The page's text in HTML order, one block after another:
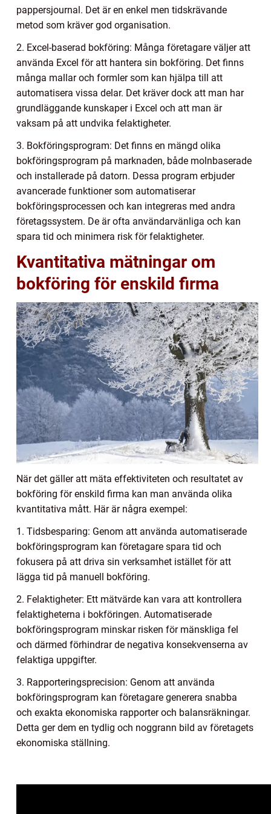
pappersjournal. Det är en enkel men tidskrävande
metod som kräver god organisation.
2. Excel-baserad bokföring: Många företagare väljer att
använda Excel för att hantera sin bokföring. Det finns
många mallar och formler som kan hjälpa till att
automatisera vissa delar. Det kräver dock att man har
grundläggande kunskaper i Excel och att man är
vaksam på att undvika felaktigheter.
3. Bokföringsprogram: Det finns en mängd olika
bokföringsprogram på marknaden, både molnbaserade
och installerade på datorn. Dessa program erbjuder
avancerade funktioner som automatiserar
bokföringsprocessen och kan integreras med andra
företagssystem. De är ofta användarvänliga och kan
spara tid och minimera risk för felaktigheter.
Kvantitativa mätningar om
bokföring för enskild firma
När det gäller att mäta effektiviteten och resultatet av
bokföring för enskild firma kan man använda olika
kvantitativa mått. Här är några exempel:
1. Tidsbesparing: Genom att använda automatiserade
bokföringsprogram kan företagare spara tid och
fokusera på att driva sin verksamhet istället för att
lägga tid på manuell bokföring.
2. Felaktigheter: Ett mätvärde kan vara att kontrollera
felaktigheterna i bokföringen. Automatiserade
bokföringsprogram minskar risken för mänskliga fel
och därmed förhindrar de negativa konsekvenserna av
felaktiga uppgifter.
3. Rapporteringsprecision: Genom att använda
bokföringsprogram kan företagare generera snabba
och exakta ekonomiska rapporter och balansräkningar.
Detta ger dem en tydlig och noggrann bild av företagets
ekonomiska ställning.